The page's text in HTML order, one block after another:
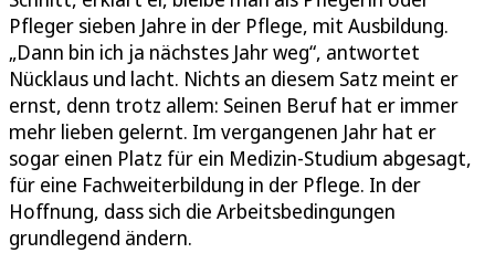
Pfleger sieben Jahre in der Pflege, mit Ausbildung.
„Dann bin ich ja nächstes Jahr weg“, antwortet
Nücklaus und lacht. Nichts an diesem Satz meint er
ernst, denn trotz allem: Seinen Beruf hat er immer
mehr lieben gelernt. Im vergangenen Jahr hat er
sogar einen Platz für ein Medizin-Studium abgesagt,
für eine Fachweiterbildung in der Pflege. In der
Hoffnung, dass sich die Arbeitsbedingungen
grundlegend ändern.